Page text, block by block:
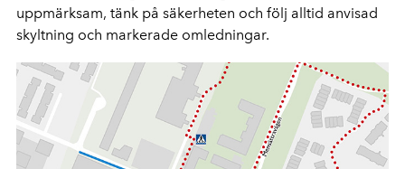
uppmärksam, tänk på säkerheten och följ alltid anvisad
skyltning och markerade omledningar.